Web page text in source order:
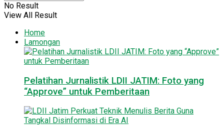
No Result
View All Result
Home
Lamongan
Pelatihan Jurnalistik LDII JATIM: Foto yang
“Approve” untuk Pemberitaan